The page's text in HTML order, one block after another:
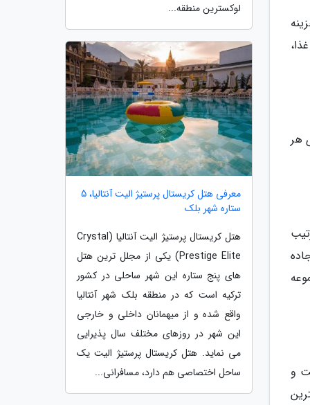
هر
و
لوکسترین منطقه...
معرفی هتل کریستال پرستیژ الیت آنتالیا، 5
ستاره شهر بلک
هتل کریستال پرستیژ الیت آنتالیا (Crystal
Prestige Elite) یکی از مجلل ترین هتل
های پنج ستاره این شهر ساحلی در کشور
ترکیه است که در منطقه بلک شهر آنتالیا
واقع شده و از میهمانان داخلی و خارجی
این شهر در روزهای مختلف سال پذیرایی
می نماید. هتل کریستال پرستیژ الیت یک
ساحل اختصاصی هم دارد، مسافرانی...